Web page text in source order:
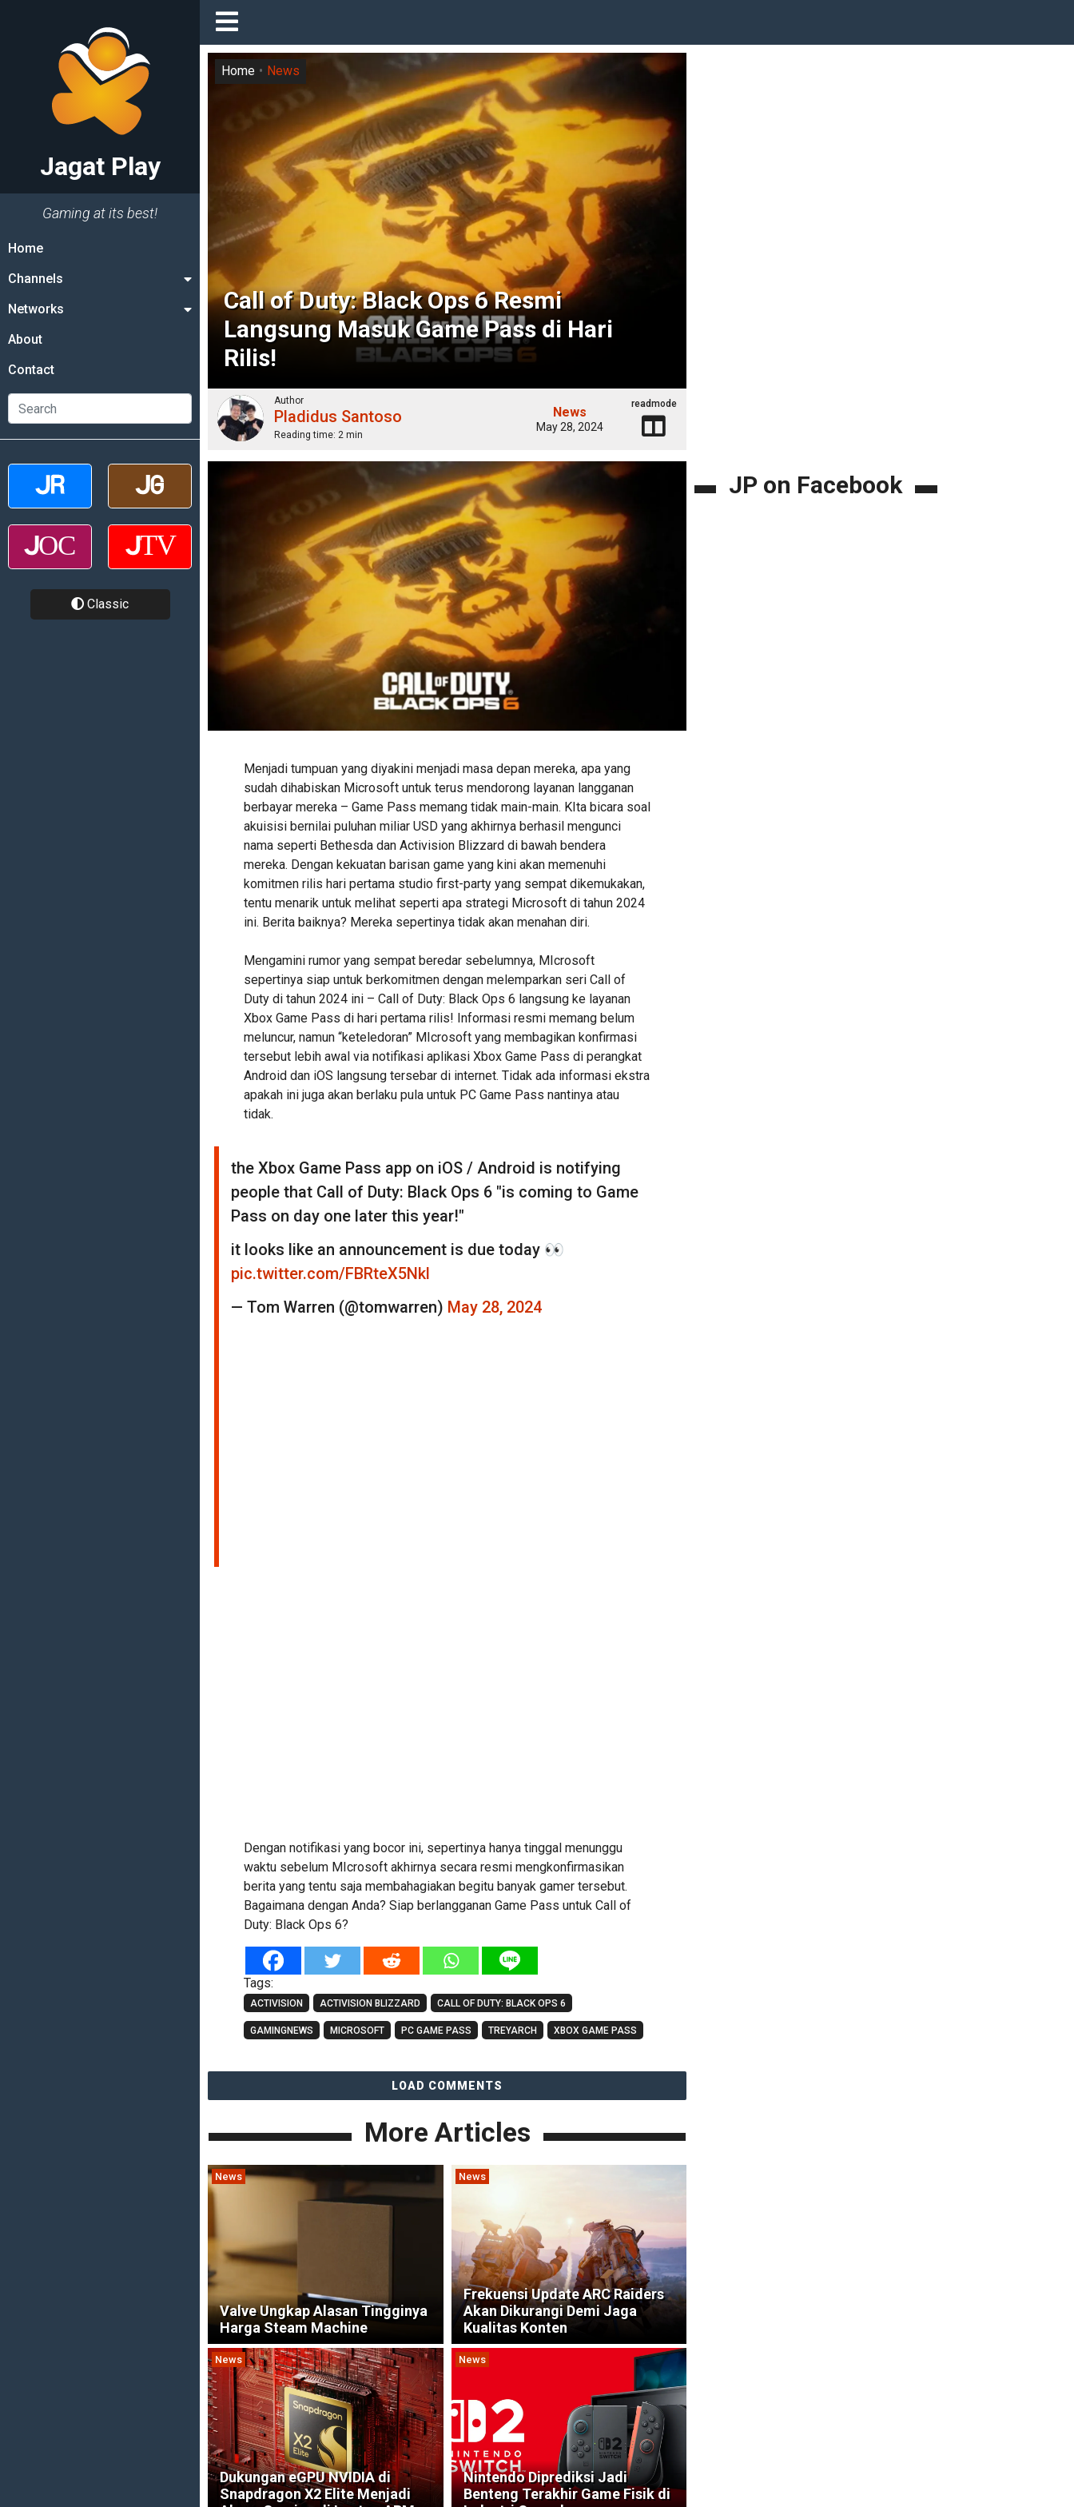
Jagat Play
Gaming at its best!
Home
Channels
Networks
About
Contact
Classic
Call of Duty: Black Ops 6 Resmi
Langsung Masuk Game Pass di Hari
Rilis!
Home News
Author
Pladidus Santoso
Reading time: 2 min
News
May 28, 2024
readmode
Menjadi tumpuan yang diyakini menjadi masa depan mereka, apa yang
sudah dihabiskan Microsoft untuk terus mendorong layanan langganan
berbayar mereka – Game Pass memang tidak main-main. KIta bicara soal
akuisisi bernilai puluhan miliar USD yang akhirnya berhasil mengunci
nama seperti Bethesda dan Activision Blizzard di bawah bendera
mereka. Dengan kekuatan barisan game yang kini akan memenuhi
komitmen rilis hari pertama studio first-party yang sempat dikemukakan,
tentu menarik untuk melihat seperti apa strategi Microsoft di tahun 2024
ini. Berita baiknya? Mereka sepertinya tidak akan menahan diri.
Mengamini rumor yang sempat beredar sebelumnya, MIcrosoft
sepertinya siap untuk berkomitmen dengan melemparkan seri Call of
Duty di tahun 2024 ini – Call of Duty: Black Ops 6 langsung ke layanan
Xbox Game Pass di hari pertama rilis! Informasi resmi memang belum
meluncur, namun “keteledoran” MIcrosoft yang membagikan konfirmasi
tersebut lebih awal via notifikasi aplikasi Xbox Game Pass di perangkat
Android dan iOS langsung tersebar di internet. Tidak ada informasi ekstra
apakah ini juga akan berlaku pula untuk PC Game Pass nantinya atau
tidak.
the Xbox Game Pass app on iOS / Android is notifying
people that Call of Duty: Black Ops 6 "is coming to Game
Pass on day one later this year!"
it looks like an announcement is due today 👀
pic.twitter.com/FBRteX5Nkl
— Tom Warren (@tomwarren) May 28, 2024
Dengan notifikasi yang bocor ini, sepertinya hanya tinggal menunggu
waktu sebelum MIcrosoft akhirnya secara resmi mengkonfirmasikan
berita yang tentu saja membahagiakan begitu banyak gamer tersebut.
Bagaimana dengan Anda? Siap berlangganan Game Pass untuk Call of
Duty: Black Ops 6?
Tags:
ACTIVISION ACTIVISION BLIZZARD CALL OF DUTY: BLACK OPS 6
GAMINGNEWS MICROSOFT PC GAME PASS TREYARCH XBOX GAME PASS
LOAD COMMENTS
More Articles
News
Valve Ungkap Alasan Tingginya
Harga Steam Machine
News
Frekuensi Update ARC Raiders
Akan Dikurangi Demi Jaga
Kualitas Konten
News
Dukungan eGPU NVIDIA di
Snapdragon X2 Elite Menjadi
News
Nintendo Diprediksi Jadi
Benteng Terakhir Game Fisik di
JP on Facebook